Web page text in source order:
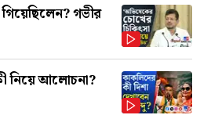
গভীর
নিয়ে আলোচনা?